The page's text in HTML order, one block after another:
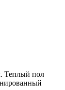
Теплый пол